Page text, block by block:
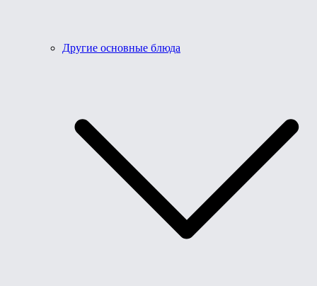
Другие основные блюда